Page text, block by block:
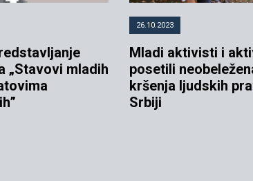
„Stavovi mladih
26.10.2023
Mladi aktivisti i
posetili
kršenja ljudskih
Srbiji